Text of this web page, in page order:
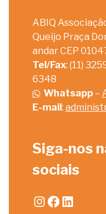
ABIQ
Queijo Praça
andar CEP
Tel/Fax: (11)
6348
Whatsapp –
E-mail:
Siga-nos
sociais
Instagram
Facebook